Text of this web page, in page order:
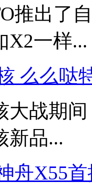
推出了
X2一样...
么么哒
大战期
新品...
舟X55